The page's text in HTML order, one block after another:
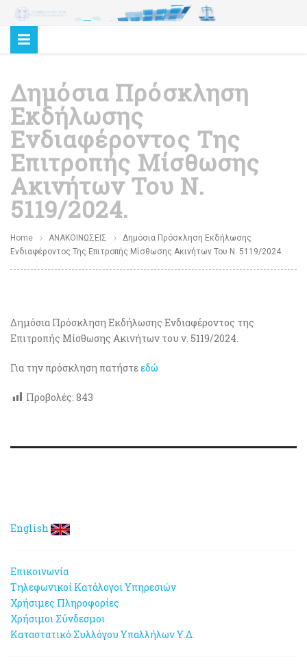
Δημόσια Πρόσκληση
Εκδήλωσης
Ενδιαφέροντος Της
Επιτροπής Μίσθωσης
Ακινήτων Του Ν.
5119/2024.
Home ΑΝΑΚΟΙΝΩΣΕΙΣ
Δημόσια Πρόσκληση Εκδήλωσης
Ενδιαφέροντος Της Επιτροπής Μίσθωσης Ακινήτων Του Ν. 5119/2024.
Δημόσια Πρόσκληση Εκδήλωσης Ενδιαφέροντος της
Επιτροπής Μίσθωσης Ακινήτων του ν. 5119/2024.
Για την πρόσκληση πατήστεεδώ
Προβολές: 843
English
Επικοινωνία
Τηλεφωνικοί Κατάλογοι Υπηρεσιών
Χρήσιμες Πληροφορίες
Χρήσιμοι Σύνδεσμοι
Καταστατικό Συλλόγου Υπαλλήλων Υ.Δ.